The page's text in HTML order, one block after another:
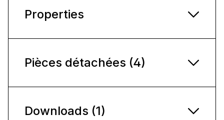
Properties
Pièces détachées (4)
Downloads (1)